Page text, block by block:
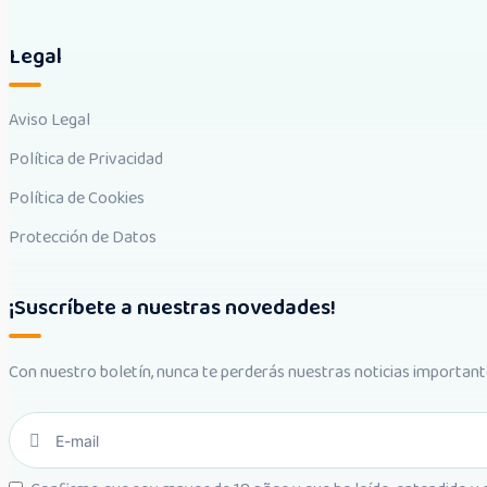
Legal
Aviso Legal
Política de Privacidad
Política de Cookies
Protección de Datos
¡Suscríbete a nuestras novedades!
Con nuestro boletín, nunca te perderás nuestras noticias